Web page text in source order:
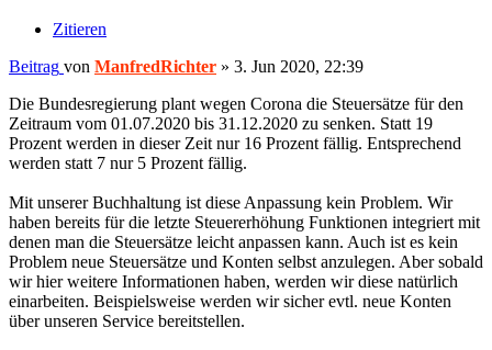
Zitieren
Beitrag von ManfredRichter » 3. Jun 2020, 22:39
Die Bundesregierung plant wegen Corona die Steuersätze für den
Zeitraum vom 01.07.2020 bis 31.12.2020 zu senken. Statt 19
Prozent werden in dieser Zeit nur 16 Prozent fällig. Entsprechend
werden statt 7 nur 5 Prozent fällig.
Mit unserer Buchhaltung ist diese Anpassung kein Problem. Wir
haben bereits für die letzte Steuererhöhung Funktionen integriert mit
denen man die Steuersätze leicht anpassen kann. Auch ist es kein
Problem neue Steuersätze und Konten selbst anzulegen. Aber sobald
wir hier weitere Informationen haben, werden wir diese natürlich
einarbeiten. Beispielsweise werden wir sicher evtl. neue Konten
über unseren Service bereitstellen.